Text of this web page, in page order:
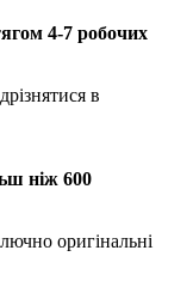
4-7 робочих
в
ніж 600
оригінальні